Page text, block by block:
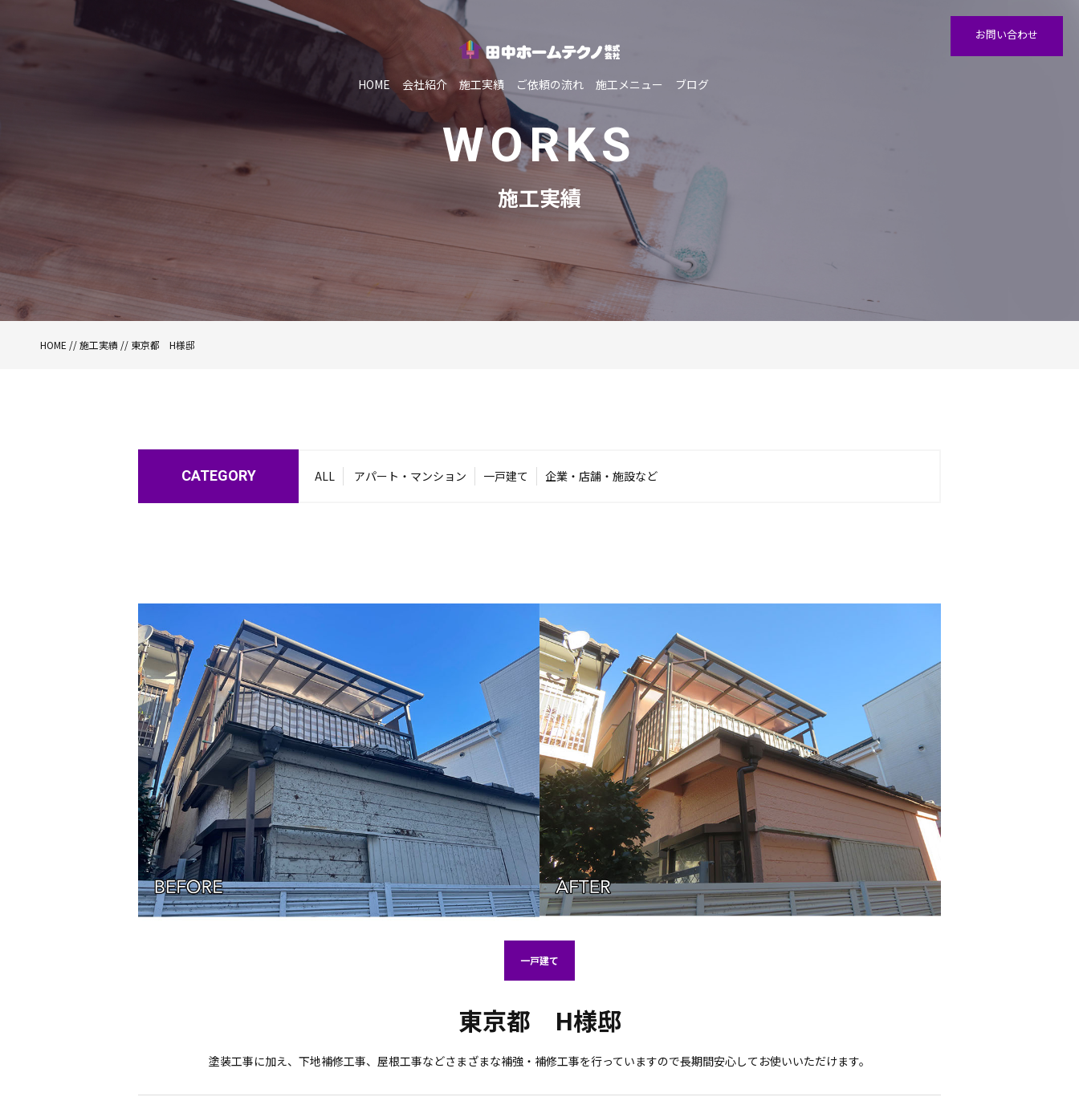
HOME 会社紹介 施工実績 ご依頼の流れ 施工メニュー ブログ
お問い合わせ
WORKS
施工実績
HOME //施工実績 // 東京都 H様邸
CATEGORY ALL アパート・マンション 一戸建て 企業・店舗・施設など
一戸建て
東京都 H様邸
塗装工事に加え、下地補修工事、屋根工事などさまざまな補強・補修工事を行っていますので長期間安心してお使いいただけます。